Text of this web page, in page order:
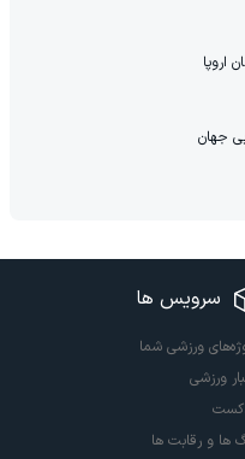
اروپا
جهان
سرویس ها
ورزشی شما
ورزشی
ها و رقابت ها